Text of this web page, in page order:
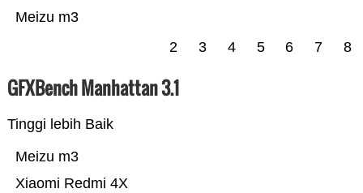
Meizu m3
2 3 4 5 6 7 8
GFXBench Manhattan 3.1
Tinggi lebih Baik
Xiaomi Redmi 4X
Meizu m3